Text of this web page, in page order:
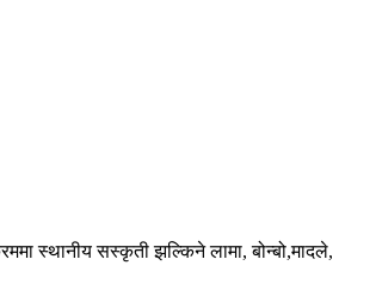
स्थानीय सस्कृती झल्किने लामा, बोन्बो,मादले,